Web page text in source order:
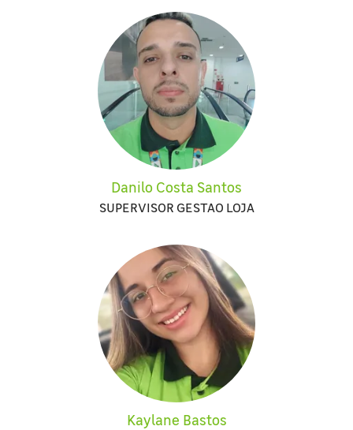
Danilo Costa Santos
SUPERVISOR GESTAO LOJA
Kaylane Bastos